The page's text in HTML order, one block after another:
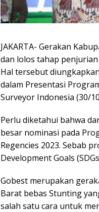
JAKARTA- Gerakan
dan lolos tahap
Hal tersebut
dalam Presentasi
Surveyor Indonesia (30/
Perlu diketahui bahwa
besar nominasi pada
Regencies 2023. Sebab
Development Goals
Gobest merupakan
Barat bebas Stunting
salah satu cara untuk